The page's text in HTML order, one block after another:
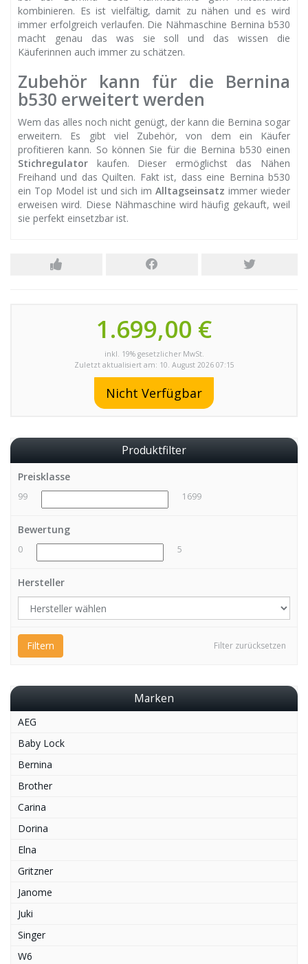
kombinieren. Es ist vielfältig, damit zu nähen und es wird
immer erfolgreich verlaufen. Die Nähmaschine Bernina b530
macht genau das was sie soll und das wissen die
Käuferinnen auch immer zu schätzen.
Zubehör kann für die Bernina
b530 erweitert werden
Wem das alles noch nicht genügt, der kann die Bernina sogar
erweitern. Es gibt viel Zubehör, von dem ein Käufer
profitieren kann. So können Sie für die Bernina b530 einen
Stichregulator kaufen. Dieser ermöglichst das Nähen
Freihand und das Quilten. Fakt ist, dass eine Bernina b530
ein Top Model ist und sich imAlltagseinsatz immer wieder
erweisen wird. Diese Nähmaschine wird häufig gekauft, weil
sie perfekt einsetzbar ist.
1.699,00 €
inkl. 19% gesetzlicher MwSt.
Zuletzt aktualisiert am: 10. August 2026 07:15
Nicht Verfügbar
Produktfilter
Preisklasse
99 1699
Bewertung
0 5
Hersteller
Filter zurücksetzen
Filtern
Marken
AEG
Baby Lock
Bernina
Brother
Carina
Dorina
Elna
Gritzner
Janome
Juki
Singer
W6